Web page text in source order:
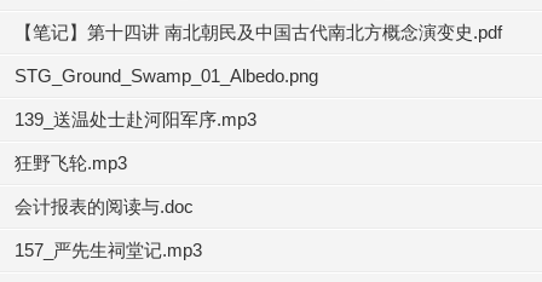
【笔记】第十四讲 南北朝民及中国古代南北方概念演变史.pdf
STG_Ground_Swamp_01_Albedo.png
139_送温处士赴河阳军序.mp3
狂野飞轮.mp3
会计报表的阅读与.doc
157_严先生祠堂记.mp3